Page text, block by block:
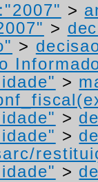
>
>
>
>
>
>
>